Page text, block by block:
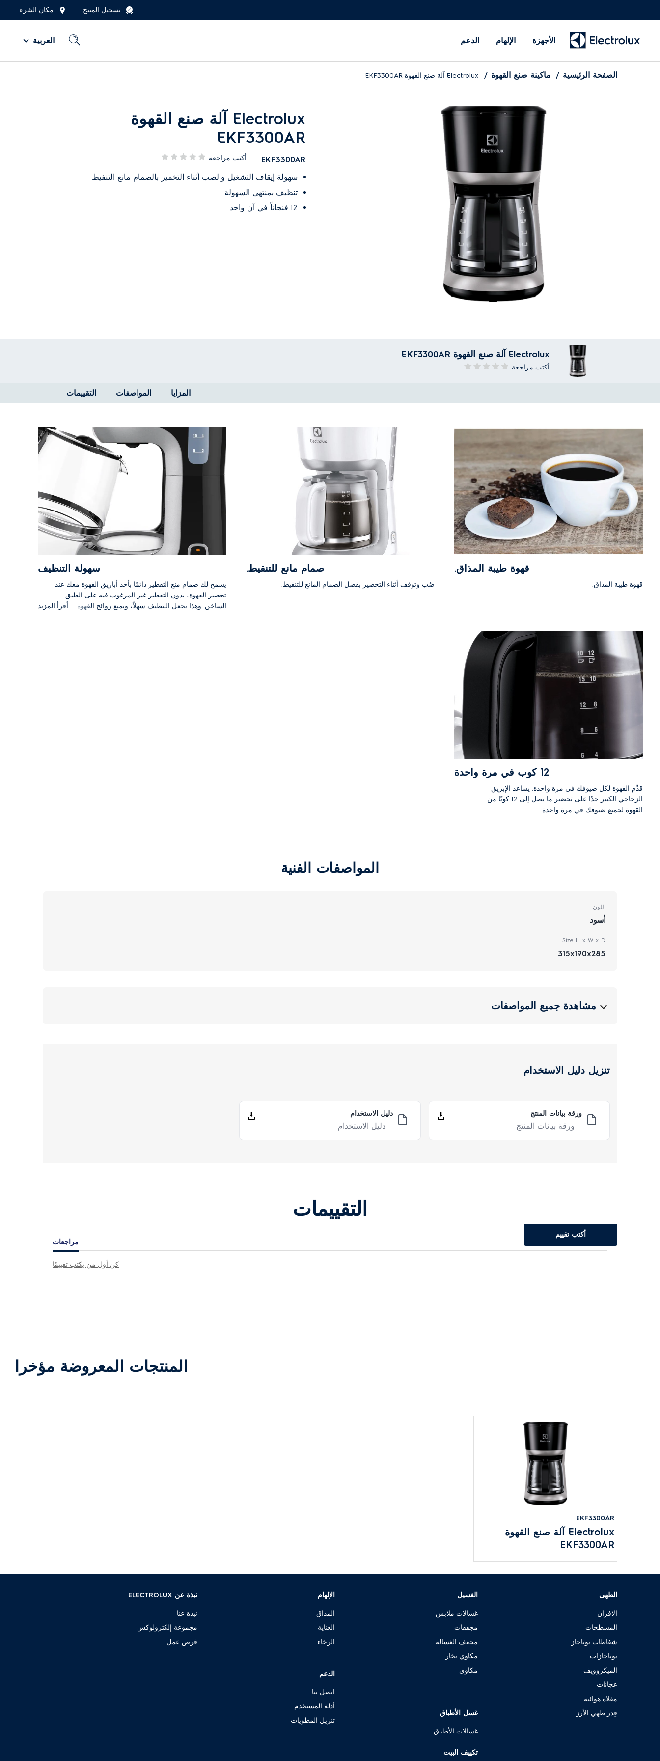
تسجيل المنتج مكان الشرء
الأجهزة الإلهام الدعم العربية
الصفحة الرئيسية ماكينة صنع القهوة Electrolux آلة صنع القهوة EKF3300AR
Electrolux آلة صنع القهوة
EKF3300AR
EKF3300AR أكتب مراجعة
سهولة إيقاف التشغيل والصب أثناء التخمير بالصمام مانع التنفيط
تنظيف بمنتهى السهولة
12 فنجاناً في آن واحد
Electrolux آلة صنع القهوة EKF3300AR
أكتب مراجعة
المزايا المواصفات التقييمات
قهوة طيبة المذاق.
قهوة طيبة المذاق.
صمام مانع للتنقيط.
صُب وتوقف أثناء التحضير بفضل الصمام المانع للتنقيط.
سهولة التنظيف
يسمح لك صمام منع التقطير دائمًا بأخذ أباريق القهوة معك عند
تحضير القهوة، بدون التقطير غير المرغوب فيه على الطبق
الساخن. وهذا يجعل التنظيف سهلاً، ويمنع روائح القهوة
أقرأ المزيد
12 كوب في مرة واحدة
قدِّم القهوة لكل ضيوفك في مرة واحدة. يساعد الإبريق
الزجاجي الكبير جدًا على تحضير ما يصل إلى 12 كوبًا من
القهوة لجميع ضيوفك في مرة واحدة.
المواصفات الفنية
اللون
أسود
Size H x W x D
315x190x285
مشاهدة جميع المواصفات
تنزيل دليل الاستخدام
ورقة بيانات المنتج
ورقة بيانات المنتج
دليل الاستخدام
دليل الاستخدام
التقييمات
مراجعات
أكتب تقييم
كن أول من يكتب تقييمًا
المنتجات المعروضة مؤخرا
EKF3300AR
Electrolux آلة صنع القهوة
EKF3300AR
الطهى
الافران
المسطحات
شفاطات بوتاجاز
بوتاجازات
الميكروويف
عجانات
مقلاة هوائية
قِدر طهي الأرز
الغسيل
غسالات ملابس
مجففات
مجفف الغسالة
مكاوي بخار
مكاوي
غسل الأطباق
غسالات الأطباق
تكييف البيت
الإلهام
المذاق
العناية
الرخاء
الدعم
اتصل بنا
أدلة المستخدم
تنزيل المطويات
نبذة عن ELECTROLUX
نبذة عنا
مجموعة إلكترولوكس
فرص عمل